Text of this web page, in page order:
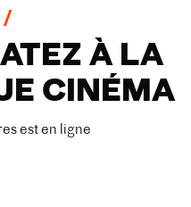
/
À LA
CINÉMA
est en ligne